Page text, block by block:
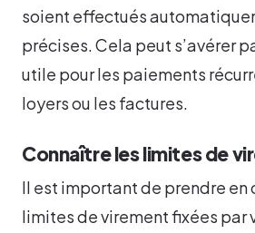
soient effectués
précises. Cela peut s’avérer
utile pour les paiements
loyers ou les factures.
Connaître les limites de
Il est important de prendre en
limites de virement fixées par